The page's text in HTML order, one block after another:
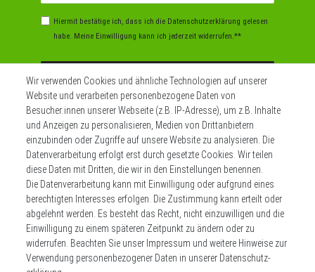
Hiermit bestätige ich, dass ich die Daten­schutz­erklärung gelesen
habe. Meine Einwilligung kann ich jederzeit widerrufen.**
** Hierbei handelt es sich um ein Pflichtfeld.
Widerrufs­recht Impressum
Daten­schutz­erklärung AGB Kontakt
Zahlen sie bequem per
Wir verwenden Cookies und ähnliche Technologien auf unserer
Website und verarbeiten personenbezogene Daten von
Besucher:innen unserer Webseite (z.B. IP-Adresse), um z.B. Inhalte
und Anzeigen zu personalisieren, Medien von Drittanbietern
einzubinden oder Zugriffe auf unsere Website zu analysieren. Die
Datenverarbeitung erfolgt erst durch gesetzte Cookies. Wir teilen
diese Daten mit Dritten, die wir in den Einstellungen benennen.
Die Datenverarbeitung kann mit Einwilligung oder aufgrund eines
berechtigten Interesses erfolgen. Die Zustimmung kann erteilt oder
abgelehnt werden. Es besteht das Recht, nicht einzuwilligen und die
Einwilligung zu einem späteren Zeitpunkt zu ändern oder zu
widerrufen. Beachten Sie unser Impressum und weitere Hinweise zur
Verwendung personenbezogener Daten in unserer Daten­schutz­